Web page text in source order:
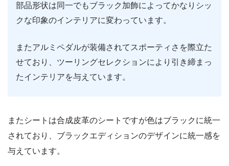
部品形状は同一でもブラック加飾によってかなりシッ
クな印象のインテリアに変わっています。
またアルミペダルが装備されてスポーティさを際立た
せており、ツーリングセレクションにより引き締まっ
たインテリアを与えています。
またシートは合成皮革のシートですが色はブラックに統一
されており、ブラックエディションのデザインに統一感を
与えています。